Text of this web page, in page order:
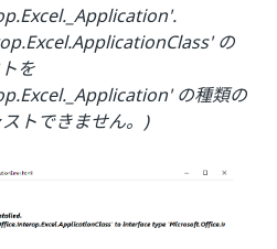
の
を
の種類の
トできません。)